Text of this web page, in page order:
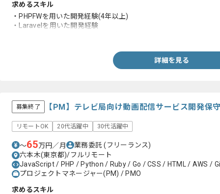
求めるスキル
・PHPFWを用いた開発経験(4年以上)
・Laravelを用いた開発経験
詳細を見る
募集終了 【PM】テレビ局向け動画配信サービス開発保
リモートOK 20代活躍中 30代活躍中
〜65万円／月 業務委託(フリーランス)
六本木(東京都)/フルリモート
JavaScript / PHP / Python / Ruby / Go / CSS / HTML / AWS /
プロジェクトマネージャー(PM) / PMO
求めるスキル